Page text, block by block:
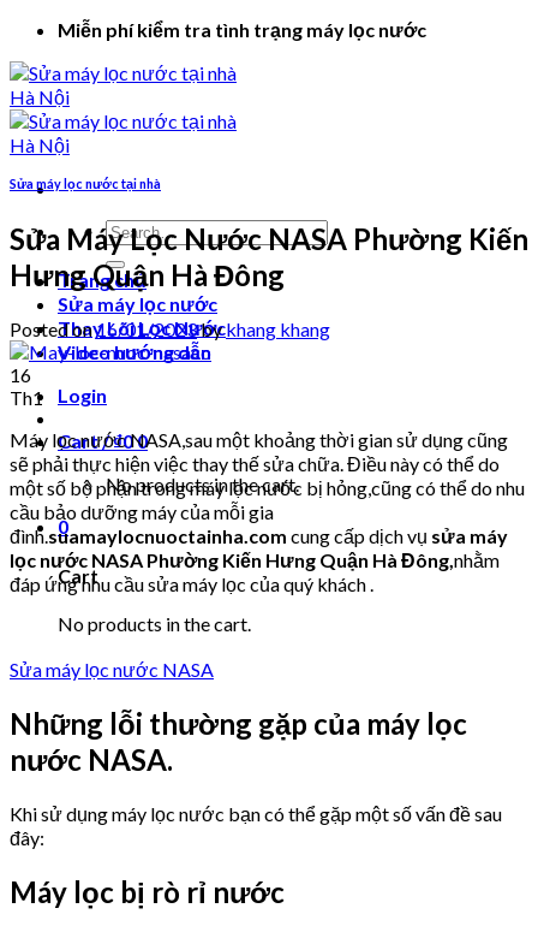
Miễn phí kiểm tra tình trạng máy lọc nước
Search
for:
Trang chủ
Sửa máy lọc nước
Thay Lõi Lọc Nước
Video hướng dẫn
Login
Cart /₫00
No products in the cart.
0
Cart
No products in the cart.
Sửa máy lọc nước tại nhà
Sửa Máy Lọc Nước NASA Phường Kiến
Hưng Quận Hà Đông
Posted on16/01/2023bykhang khang
16
Th1
Máy lọc nước NASA,sau một khoảng thời gian sử dụng cũng
sẽ phải thực hiện việc thay thế sửa chữa. Điều này có thể do
một số bộ phận trong máy lọc nước bị hỏng,cũng có thể do nhu
cầu bảo dưỡng máy của mỗi gia
đình.suamaylocnuoctainha.com cung cấp dịch vụ sửa máy
lọc nước NASA Phường Kiến Hưng Quận Hà Đông,nhằm
đáp ứng nhu cầu sửa máy lọc của quý khách .
Sửa máy lọc nước NASA
Những lỗi thường gặp của máy lọc
nước NASA.
Khi sử dụng máy lọc nước bạn có thể gặp một số vấn đề sau
đây:
Máy lọc bị rò rỉ nước